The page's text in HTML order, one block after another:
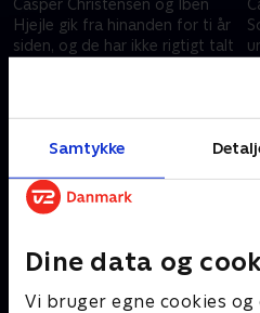
Samtykke
Dine data og
Vi bruger egne cookies
Casper Christensen og Iben
Hjejle gik fra hinanden for ti år
siden, og de har ikke rigtigt talt
Andre så også